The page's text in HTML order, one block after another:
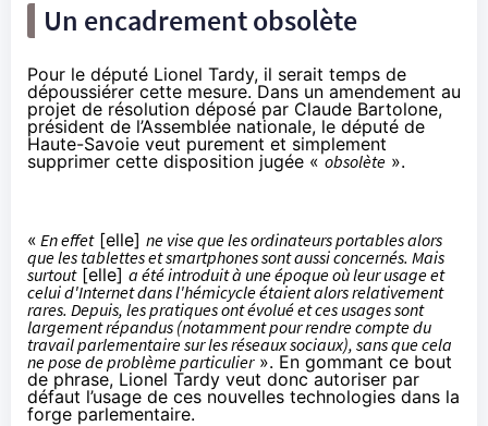
Un encadrement obsolète
Pour le député Lionel Tardy, il serait temps de
dépoussiérer cette mesure. Dans un amendement au
projet de résolution déposé par Claude Bartolone,
président de l’Assemblée nationale, le député de
Haute-Savoie veut purement et simplement
supprimer cette disposition jugée «obsolète ».
« En effet[elle] ne vise que les ordinateurs portables alors
que les tablettesetsmartphonessont aussi concernés. Mais
surtout[elle] a été introduit à une époque où leur usage et
celui d'Internet dans l'hémicycle étaient alors relativement
rares. Depuis, les pratiques ont évolué et ces usages sont
largement répandus (notamment pour rendre compte du
travail parlementaire surles réseaux sociaux), sans que cela
ne pose de problème particulier». En gommant ce bout
de phrase, Lionel Tardy veut donc autoriser par
défaut l’usage de ces nouvelles technologies dans la
forge parlementaire.